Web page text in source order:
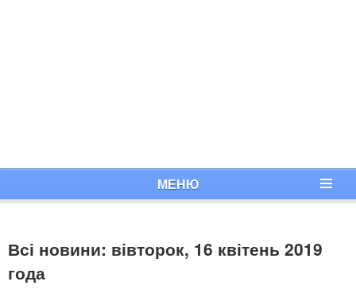
МЕНЮ
Всі новини: вівторок, 16 квітень 2019
года